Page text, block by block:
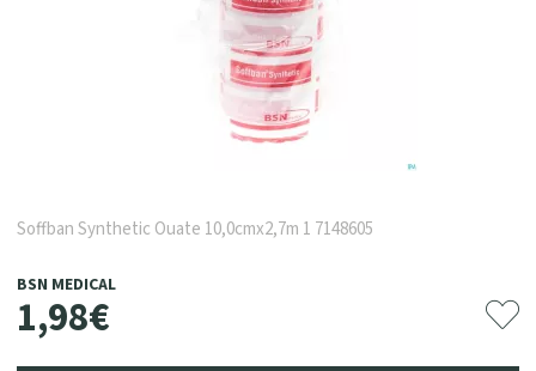
Soffban Synthetic Ouate 10,0cmx2,7m 1 7148605
BSN MEDICAL
1,98€